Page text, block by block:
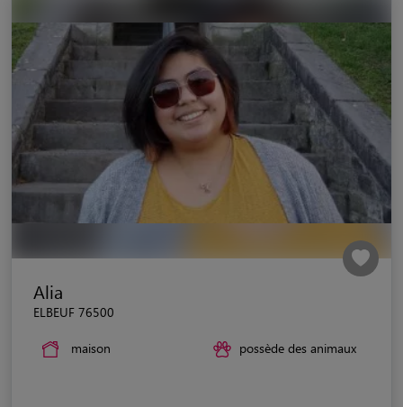
Alia
ELBEUF 76500
maison possède des animaux